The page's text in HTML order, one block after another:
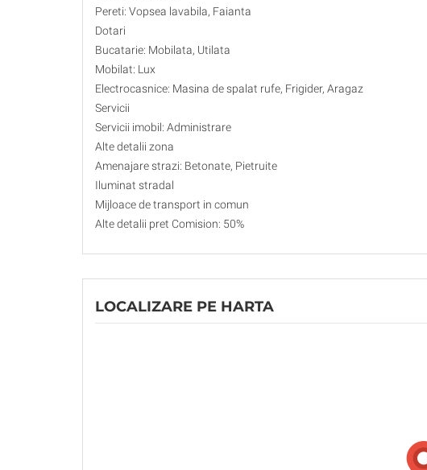
Pereti: Vopsea lavabila, Faianta
Dotari
Bucatarie: Mobilata, Utilata
Mobilat: Lux
Electrocasnice: Masina de spalat rufe, Frigider, Aragaz
Servicii
Servicii imobil: Administrare
Alte detalii zona
Amenajare strazi: Betonate, Pietruite
Iluminat stradal
Mijloace de transport in comun
Alte detalii pret Comision: 50%
LOCALIZARE PE HARTA